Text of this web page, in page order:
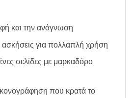
και την ανάγνωση
ασκήσεις για πολλαπλή χρήση
σελίδες με μαρκαδόρο
που κρατά το